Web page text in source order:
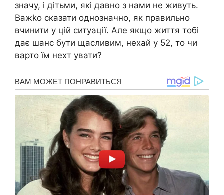
значу, і дітьми, які давно з нами не живуть.
Важkо сказати однозначно, як правильно
вчинити у цій ситуації. Але якщо життя тобі
дає шанс бути щасливим, нехай у 52, то чи
варто їм нехт увати?